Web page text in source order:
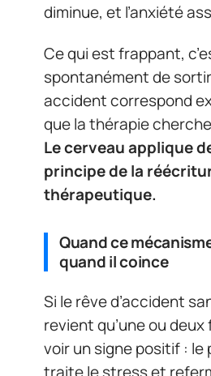
diminue, et l’anxiété
Ce qui est frappant,
spontanément de
accident correspond
que la thérapie
Le cerveau applique
principe de la
thérapeutique.
Quand ce
quand il coince
Si le rêve d’accident
revient qu’une ou
voir un signe positif : le
traite le stress et